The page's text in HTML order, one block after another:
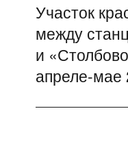
Следующая
запись:
Участок
между
и
апреле-мае